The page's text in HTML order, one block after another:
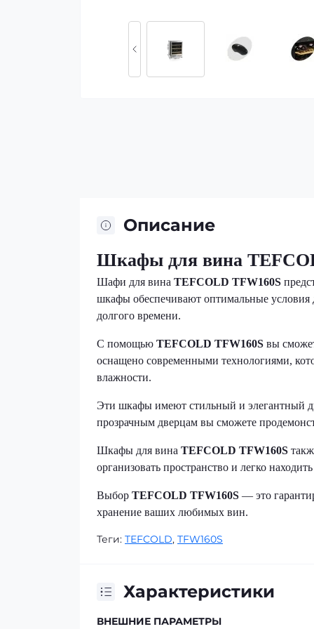
Описание
Шкафы для вина
Шафи для вина TEFCOLD TFW160S
шкафы обеспечивают оптимальные условия
долгого времени.
С помощью TEFCOLD TFW160S вы
оснащено современными технологиями,
влажности.
Эти шкафы имеют стильный и элегантный
прозрачным дверцам вы сможете
Шкафы для вина TEFCOLD TFW160S
организовать пространство и легко
Выбор TEFCOLD TFW160S — это
хранение ваших любимых вин.
Теги: TEFCOLD, TFW160S
Характеристики
ВНЕШНИЕ ПАРАМЕТРЫ